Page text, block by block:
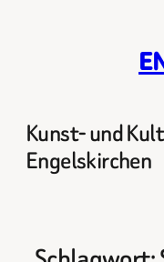
Kunst- und
Engelskirchen